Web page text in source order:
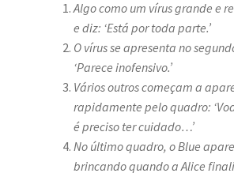
Algo como um vírus grande e
e diz: ‘Está por toda parte.’
O vírus se apresenta no
‘Parece inofensivo.’
Vários outros começam a
rapidamente pelo quadro:
é preciso ter cuidado…’
No último quadro, o Blue
brincando quando a Alice